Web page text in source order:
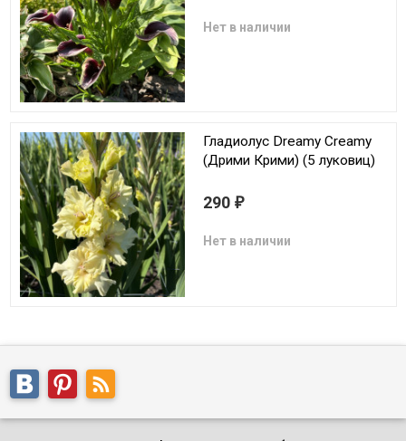
Нет в наличии
Гладиолус Dreamy Creamy
(Дрими Крими) (5 луковиц)
290 ₽
Нет в наличии